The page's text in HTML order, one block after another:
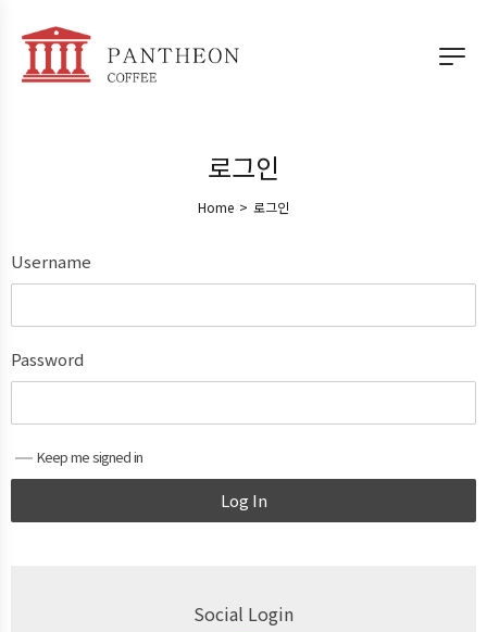
로그인
Home > 로그인
Username
Password
Keep me signed in
Log In
Social Login